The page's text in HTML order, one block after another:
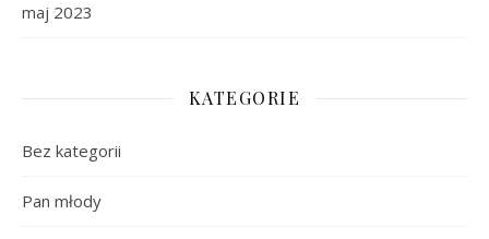
maj 2023
KATEGORIE
Bez kategorii
Pan młody